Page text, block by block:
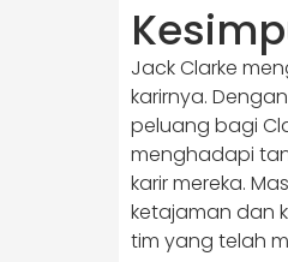
​Jack Clarke
karirnya.​
peluang bagi
menghadapi
karir mereka.
ketajaman dan
tim yang telah